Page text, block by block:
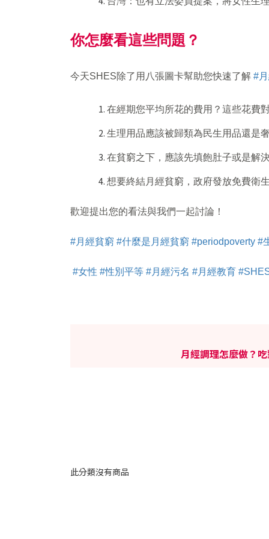
你怎麼看這些問題？
今天SHES除了用八張圖卡幫助您快速了解 #
在經期您平均所花的費用？這些花費
生理用品應該被歸類為民生用品還是
在貧窮之下，應該先填飽肚子或是解
想要終結月經貧窮，政府發放免費衛
歡迎提出您的看法與我們一起討論！
#月經貧窮 #什麼是月經貧窮 #periodpoverty #
#女性 #性別平等 #月經污名 #月經教育
月經調理怎麼做？
此分類沒有商品